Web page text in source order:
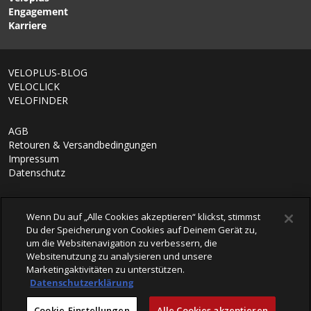
Engagement
Karriere
VELOPLUS-BLOG
VELOCLICK
VELOFINDER
AGB
Retouren & Versandbedingungen
Impressum
Datenschutz
Wenn Du auf „Alle Cookies akzeptieren“ klickst, stimmst
Du der Speicherung von Cookies auf Deinem Gerät zu,
um die Websitenavigation zu verbessern, die
Websitenutzung zu analysieren und unsere
Marketingaktivitäten zu unterstützen.
Datenschutzerklärung